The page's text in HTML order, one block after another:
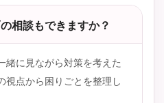
相談もできますか？
緒に見ながら対策を考えた
視点から困りごとを整理し